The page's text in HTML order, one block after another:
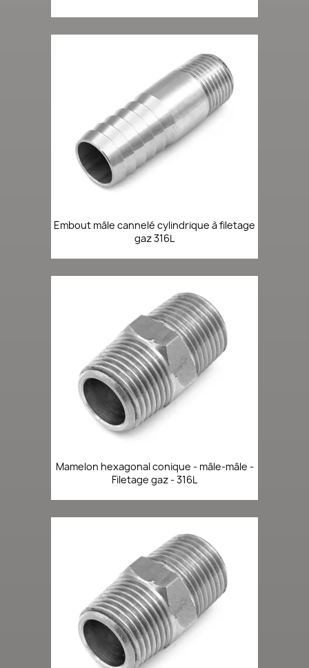
Embout mâle cannelé cylindrique à filetage
gaz 316L
Mamelon hexagonal conique - mâle-mâle -
Filetage gaz - 316L